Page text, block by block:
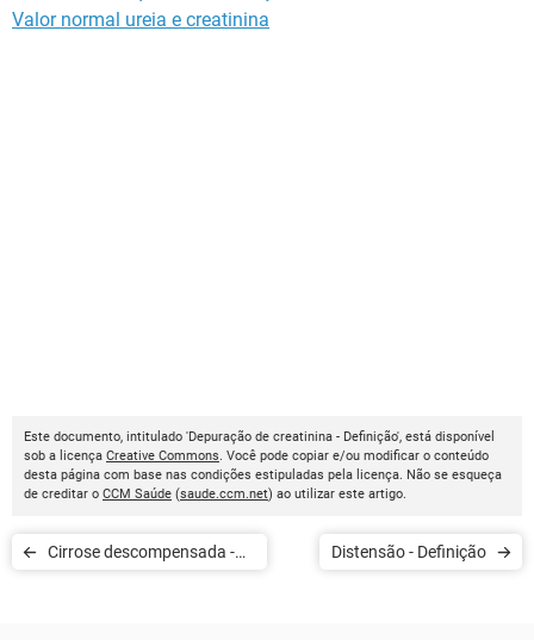
Valor normal ureia e creatinina
Este documento, intitulado 'Depuração de creatinina - Definição', está disponível
sob a licença Creative Commons. Você pode copiar e/ou modificar o conteúdo
desta página com base nas condições estipuladas pela licença. Não se esqueça
de creditar o CCM Saúde (saude.ccm.net) ao utilizar este artigo.
Cirrose descompensada -
Distensão - Definição